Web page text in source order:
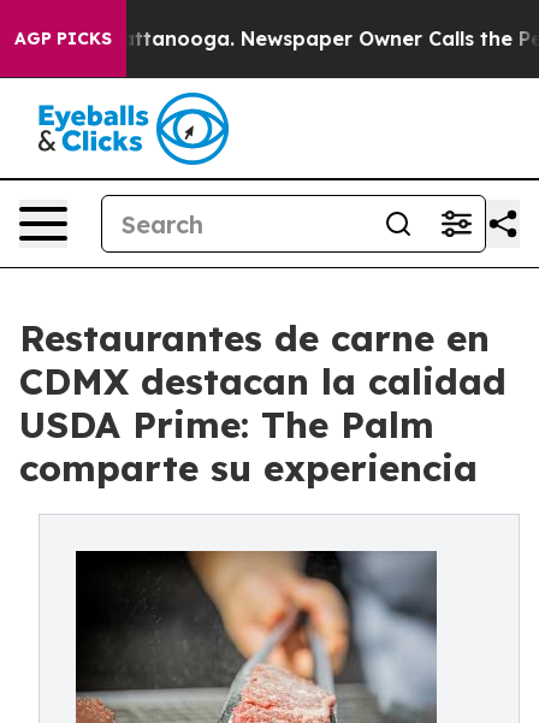
AGP PICKS
in Chattanooga. Newspaper Owner Calls the
Restaurantes de carne en
CDMX destacan la calidad
USDA Prime: The Palm
comparte su experiencia